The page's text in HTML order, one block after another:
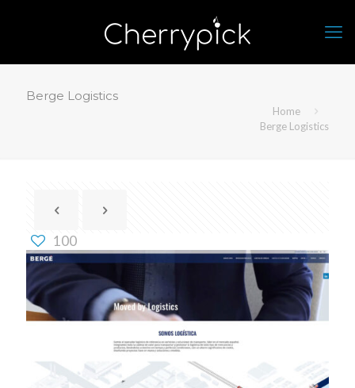
Berge Logistics
Home
Berge Logistics
100